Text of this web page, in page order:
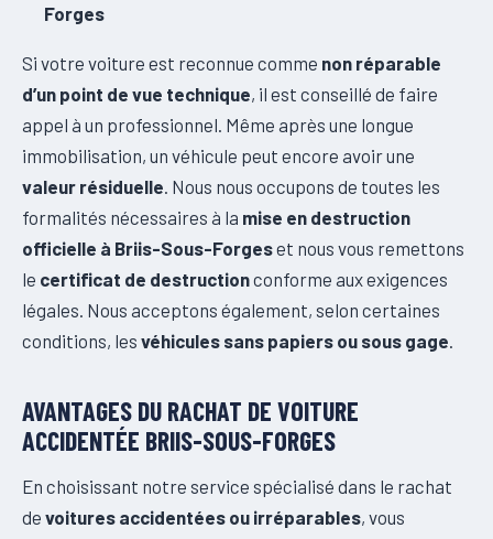
Forges
Si votre voiture est reconnue comme non réparable
d’un point de vue technique, il est conseillé de faire
appel à un professionnel. Même après une longue
immobilisation, un véhicule peut encore avoir une
valeur résiduelle . Nous nous occupons de toutes les
formalités nécessaires à la mise en destruction
officielle à Briis-Sous-Forgeset nous vous remettons
le certificat de destructionconforme aux exigences
légales. Nous acceptons également, selon certaines
conditions, les véhicules sans papiers ou sous gage
AVANTAGES DU RACHAT DE VOITURE
ACCIDENTÉE BRIIS-SOUS-FORGES
En choisissant notre service spécialisé dans le rachat
de voitures accidentées ou irréparables, vous